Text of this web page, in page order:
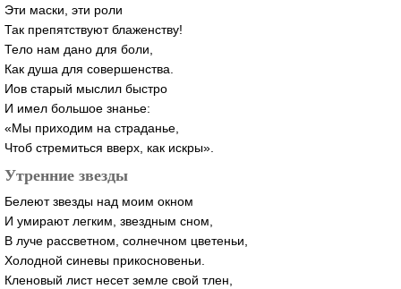
Эти маски, эти роли
Так препятствуют блаженству!
Тело нам дано для боли,
Как душа для совершенства.
Иов старый мыслил быстро
И имел большое знанье:
«Мы приходим на страданье,
Чтоб стремиться вверх, как искры».
Утренние звезды
Белеют звезды над моим окном
И умирают легким, звездным сном,
В луче рассветном, солнечном цветеньи,
Холодной синевы прикосновеньи.
Кленовый лист несет земле свой тлен,